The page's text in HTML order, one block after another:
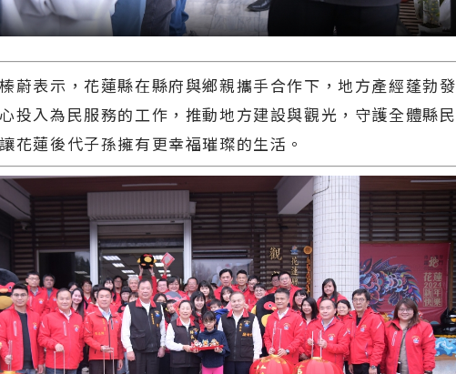
表示，花蓮縣在縣府與鄉親攜手合作下，地方產經蓬勃發
投入為民服務的工作，推動地方建設與觀光，守護全體縣民
花蓮後代子孫擁有更幸福璀璨的生活。